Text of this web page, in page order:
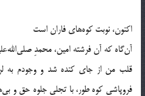
اکنون، نوبت کوه‌های فاران است
آن‌گاه که آن فرشته امین، محمدِ
قلب من از جای کنده شد و وجودم به
فروپاشی کوه طور، با تجلی جلوه حق و